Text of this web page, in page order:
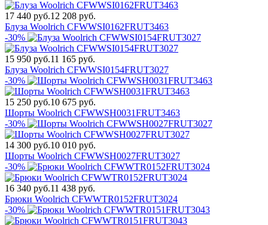
17 440 руб.12 208 руб.
Блуза Woolrich CFWWSI0162FRUT3463
-30%
15 950 руб.11 165 руб.
Блуза Woolrich CFWWSI0154FRUT3027
-30%
15 250 руб.10 675 руб.
Шорты Woolrich CFWWSH0031FRUT3463
-30%
14 300 руб.10 010 руб.
Шорты Woolrich CFWWSH0027FRUT3027
-30%
16 340 руб.11 438 руб.
Брюки Woolrich CFWWTR0152FRUT3024
-30%